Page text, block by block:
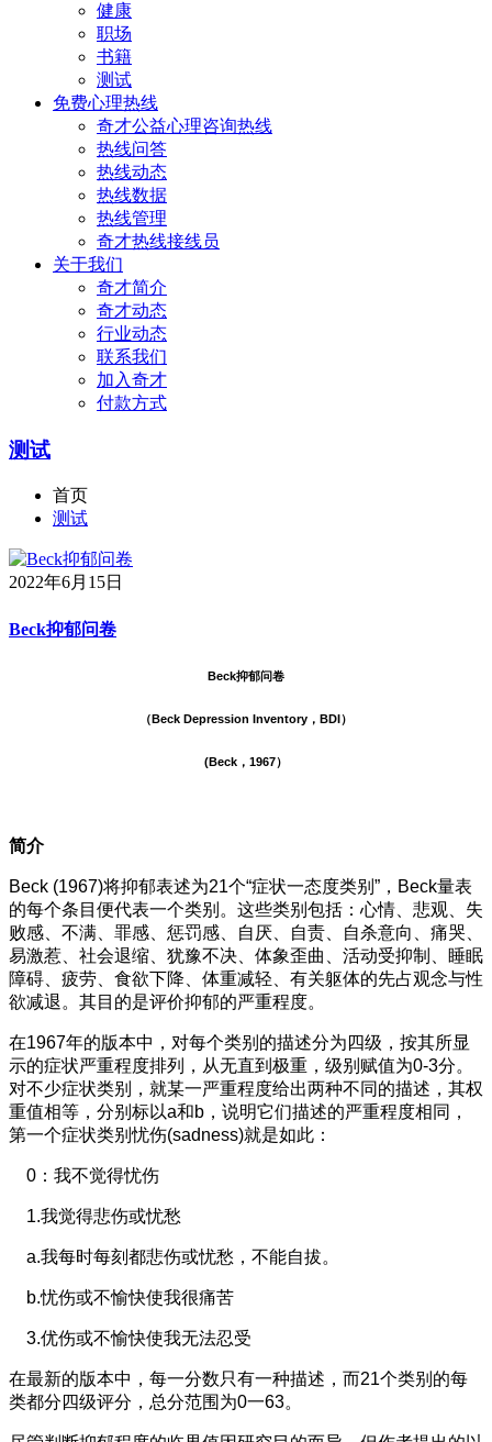
健康
职场
书籍
测试
免费心理热线
奇才公益心理咨询热线
热线问答
热线动态
热线数据
热线管理
奇才热线接线员
关于我们
奇才简介
奇才动态
行业动态
联系我们
加入奇才
付款方式
测试
首页
测试
2022年6月15日
Beck抑郁问卷
Beck抑郁问卷
（Beck Depression Inventory，BDI）
(Beck，1967）
简介
Beck (1967)将抑郁表述为21个“症状一态度类别”，Beck量表
的每个条目便代表一个类别。这些类别包括：心情、悲观、失
败感、不满、罪感、惩罚感、自厌、自责、自杀意向、痛哭、
易激惹、社会退缩、犹豫不决、体象歪曲、活动受抑制、睡眠
障碍、疲劳、食欲下降、体重减轻、有关躯体的先占观念与性
欲减退。其目的是评价抑郁的严重程度。
在1967年的版本中，对每个类别的描述分为四级，按其所显
示的症状严重程度排列，从无直到极重，级别赋值为0-3分。
对不少症状类别，就某一严重程度给出两种不同的描述，其权
重值相等，分别标以a和b，说明它们描述的严重程度相同，
第一个症状类别忧伤(sadness)就是如此：
0：我不觉得忧伤
1.我觉得悲伤或忧愁
a.我每时每刻都悲伤或忧愁，不能自拔。
b.忧伤或不愉快使我很痛苦
3.优伤或不愉快使我无法忍受
在最新的版本中，每一分数只有一种描述，而21个类别的每
类都分四级评分，总分范围为0一63。